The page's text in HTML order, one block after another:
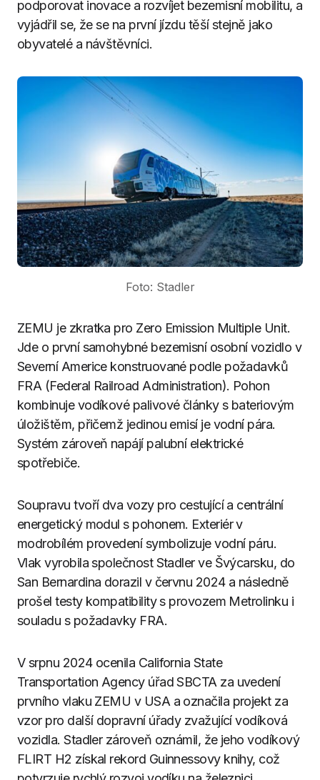
podporovat inovace a rozvíjet bezemisní mobilitu, a
vyjádřil se, že se na první jízdu těší stejně jako
obyvatelé a návštěvníci.
Foto: Stadler
ZEMU je zkratka pro Zero Emission Multiple Unit.
Jde o první samohybné bezemisní osobní vozidlo v
Severní Americe konstruované podle požadavků
FRA (Federal Railroad Administration). Pohon
kombinuje vodíkové palivové články s bateriovým
úložištěm, přičemž jedinou emisí je vodní pára.
Systém zároveň napájí palubní elektrické
spotřebiče.
Soupravu tvoří dva vozy pro cestující a centrální
energetický modul s pohonem. Exteriér v
modrobílém provedení symbolizuje vodní páru.
Vlak vyrobila společnost Stadler ve Švýcarsku, do
San Bernardina dorazil v červnu 2024 a následně
prošel testy kompatibility s provozem Metrolinku i
souladu s požadavky FRA.
V srpnu 2024 ocenila California State
Transportation Agency úřad SBCTA za uvedení
prvního vlaku ZEMU v USA a označila projekt za
vzor pro další dopravní úřady zvažující vodíková
vozidla. Stadler zároveň oznámil, že jeho vodíkový
FLIRT H2 získal rekord Guinnessovy knihy, což